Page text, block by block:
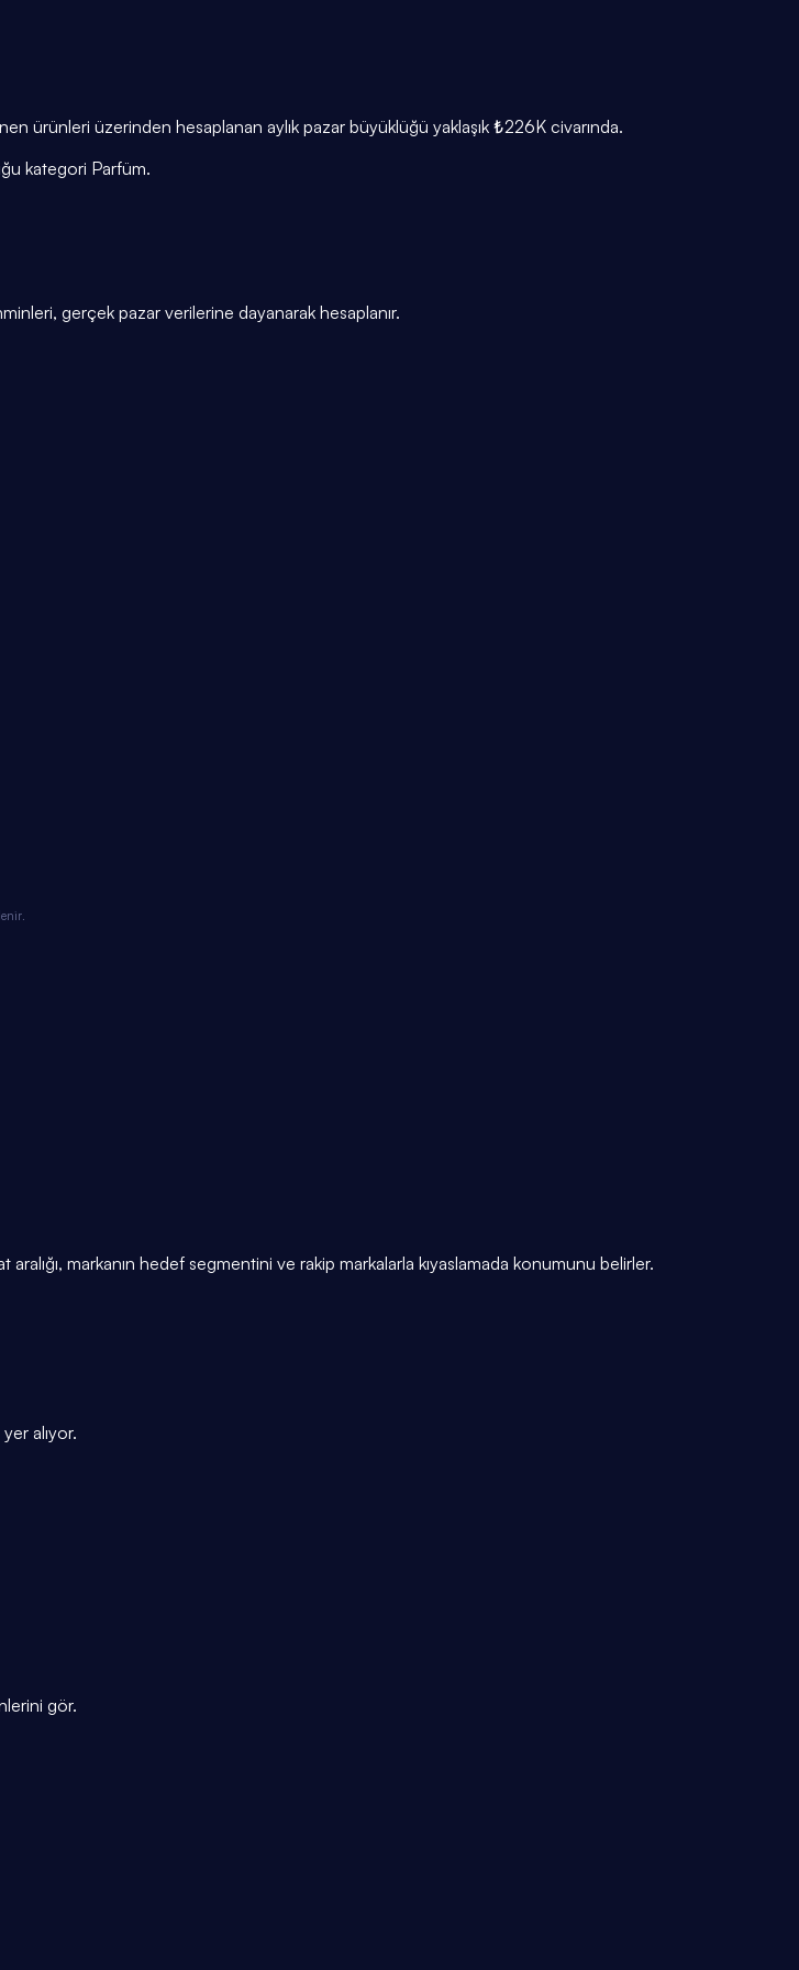
ürünleri üzerinden hesaplanan aylık pazar büyüklüğü yaklaşık ₺226K civarında.
kategori Parfüm.
gerçek pazar verilerine dayanarak hesaplanır.
markanın hedef segmentini ve rakip markalarla kıyaslamada konumunu belirler.
alıyor.
gör.